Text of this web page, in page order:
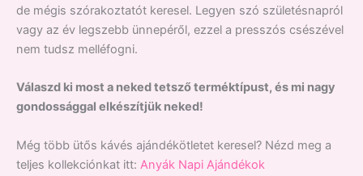
de mégis szórakoztatót keresel. Legyen szó születésnapról
vagy az év legszebb ünnepéről, ezzel a presszós csészével
nem tudsz melléfogni.
Válaszd ki most a neked tetsző terméktípust, és mi nagy
gondossággal elkészítjük neked!
Még több ütős kávés ajándékötletet keresel? Nézd meg a
teljes kollekciónkat itt: Anyák Napi Ajándékok